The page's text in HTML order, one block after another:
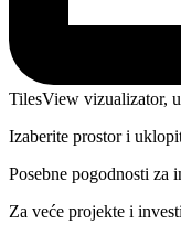
TilesView vizualizator,
Izaberite prostor i
Posebne pogodnosti za
Za veće projekte i